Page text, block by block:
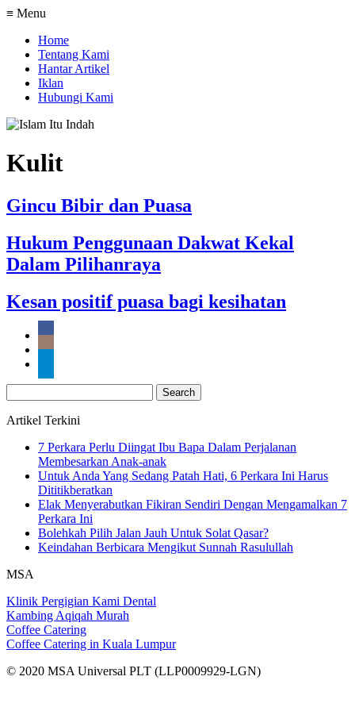
≡ Menu
Home
Tentang Kami
Hantar Artikel
Iklan
Hubungi Kami
Kulit
Gincu Bibir dan Puasa
Hukum Penggunaan Dakwat Kekal
Dalam Pilihanraya
Kesan positif puasa bagi kesihatan
for:
Artikel Terkini
7 Perkara Perlu Diingat Ibu Bapa Dalam Perjalanan
Membesarkan Anak-anak
Untuk Anda Yang Sedang Patah Hati, 6 Perkara Ini Harus
Dititikberatkan
Elak Menyerabutkan Fikiran Sendiri Dengan Mengamalkan 7
Perkara Ini
Bolehkah Pilih Jalan Jauh Untuk Solat Qasar?
Keindahan Berbicara Mengikut Sunnah Rasulullah
MSA
Klinik Pergigian Kami Dental
Kambing Aqiqah Murah
Coffee Catering
Coffee Catering in Kuala Lumpur
© 2020 MSA Universal PLT (LLP0009929-LGN)